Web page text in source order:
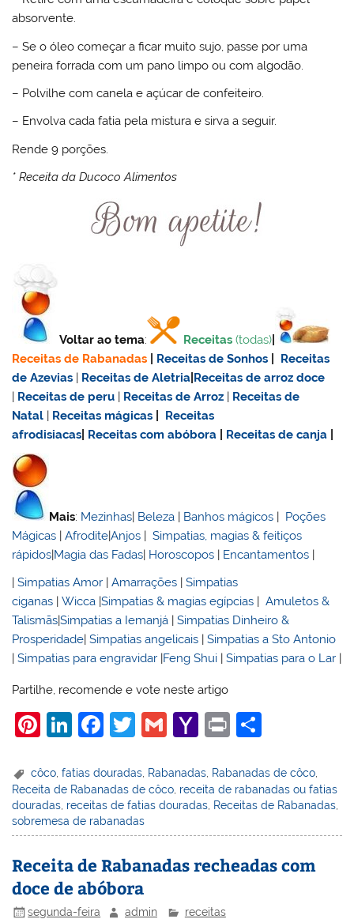
absorvente.
– Se o óleo começar a ficar muito sujo, passe por uma
peneira forrada com um pano limpo ou com algodão.
– Polvilhe com canela e açúcar de confeiteiro.
– Envolva cada fatia pela mistura e sirva a seguir.
Rende 9 porções.
* Receita da Ducoco Alimentos
Voltar ao tema: Receitas (todas)
Receitas de Rabanadas
Receitas de Sonhos
Receitas
de Azevias | Receitas de Aletria Receitas dearroz doce
| Receitas de peru | Receitas de Arroz | Receitas de
Natal | Receitas mágicas
Receitas
afrodisiacas Receitas com abóbora Receitas de canja
Mais: Mezinhas| Beleza | Banhos mágicos | Poções
Mágicas |Afrodite|Anjos |Simpatias, magias & feitiços
rápidos|Magia das Fadas| Horoscopos | Encantamentos |
|Simpatias Amor |Amarrações |Simpatias
ciganas |Wicca |Simpatias & magias egípcias |Amuletos &
Talismãs|Simpatias a Iemanjá |Simpatias Dinheiro &
Prosperidade |Simpatias angelicais |Simpatias a Sto Antonio
|Simpatias para engravidar Feng Shui |Simpatias para o Lar
Partilhe, recomende e vote neste artigo
Pi
er
e
st
Li
k
e
dI
n
F
c
e
b
o
k
T
itt
er
G
ai
l
Y
h
o
M
ai
Pr
t
ar
e
côco ,fatias douradas Rabanadas Rabanadas de côco
Receita de Rabanadas de côco, receita de rabanadas ou fatias
douradas, receitas de fatias douradas, Receitas de Rabanadas,
sobremesa de rabanadas
Receita de Rabanadas recheadas com
doce de abóbora
segunda-feira admin receitas